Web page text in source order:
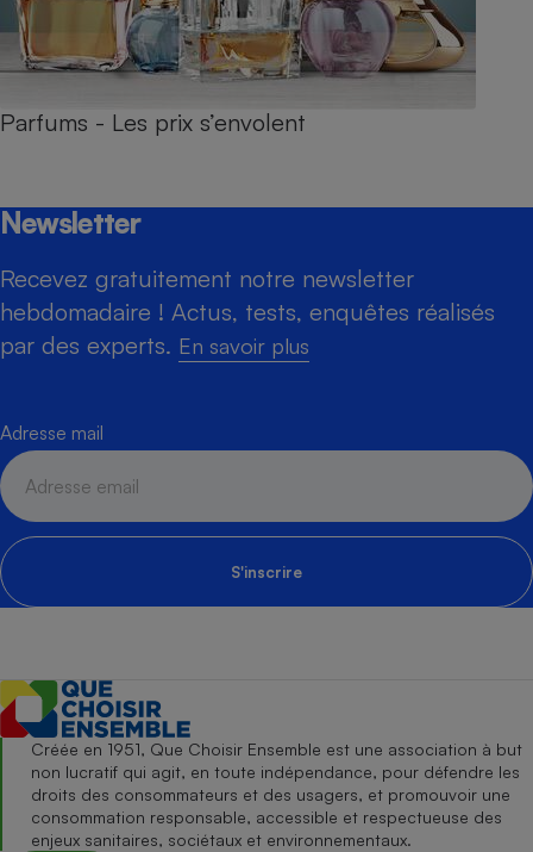
Parfums - Les prix s’envolent
Newsletter
Recevez gratuitement notre newsletter
hebdomadaire ! Actus, tests, enquêtes réalisés
par des experts. En savoir plus
Adresse mail
S'inscrire
Créée en 1951, Que Choisir Ensemble est une association à but
non lucratif qui agit, en toute indépendance, pour défendre les
droits des consommateurs et des usagers, et promouvoir une
consommation responsable, accessible et respectueuse des
enjeux sanitaires, sociétaux et environnementaux.